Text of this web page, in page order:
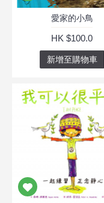
愛家的小鳥
HK $100.0
新增至購物車